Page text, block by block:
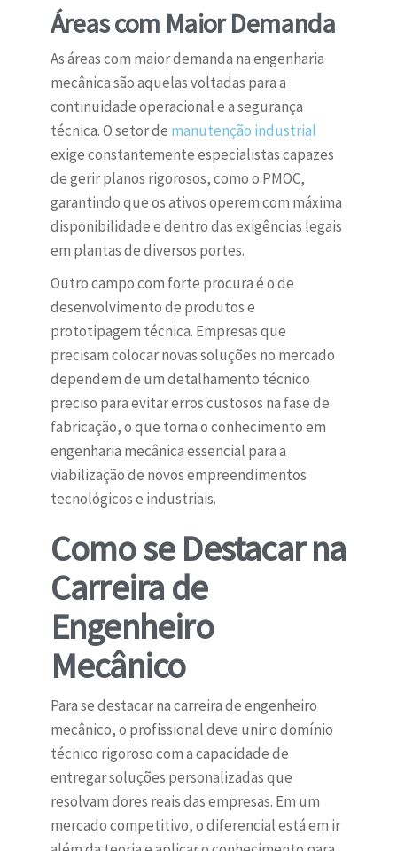
Áreas com Maior Demanda
As áreas com maior demanda na engenharia
mecânica são aquelas voltadas para a
continuidade operacional e a segurança
técnica. O setor de manutenção industrial
exige constantemente especialistas capazes
de gerir planos rigorosos, como o PMOC,
garantindo que os ativos operem com máxima
disponibilidade e dentro das exigências legais
em plantas de diversos portes.
Outro campo com forte procura é o de
desenvolvimento de produtos e
prototipagem técnica. Empresas que
precisam colocar novas soluções no mercado
dependem de um detalhamento técnico
preciso para evitar erros custosos na fase de
fabricação, o que torna o conhecimento em
engenharia mecânica essencial para a
viabilização de novos empreendimentos
tecnológicos e industriais.
Como se Destacar na
Carreira de
Engenheiro
Mecânico
Para se destacar na carreira de engenheiro
mecânico, o profissional deve unir o domínio
técnico rigoroso com a capacidade de
entregar soluções personalizadas que
resolvam dores reais das empresas. Em um
mercado competitivo, o diferencial está em ir